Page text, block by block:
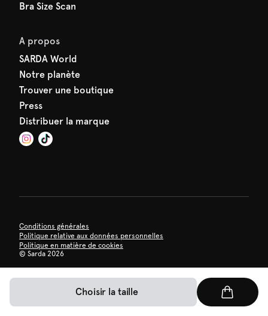
Choisir la taille
Bra Size Scan
A propos
SARDA World
Notre planète
Trouver une boutique
Press
Distribuer la marque
Conditions générales
Politique relative aux données personnelles
Politique en matière de cookies
© Sarda 2026